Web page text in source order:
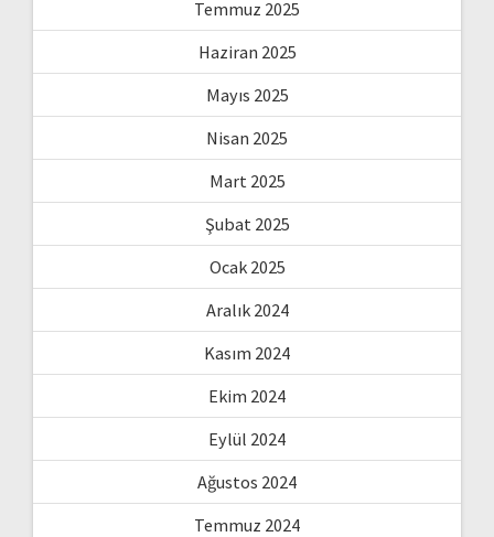
Temmuz 2025
Haziran 2025
Mayıs 2025
Nisan 2025
Mart 2025
Şubat 2025
Ocak 2025
Aralık 2024
Kasım 2024
Ekim 2024
Eylül 2024
Ağustos 2024
Temmuz 2024